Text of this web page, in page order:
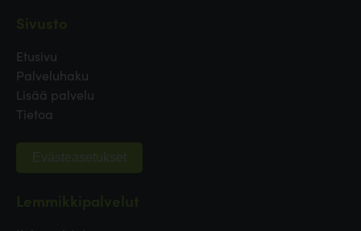
Etusivu
Palveluhaku
Lisää palvelu
Tietoa
Evästeasetukset